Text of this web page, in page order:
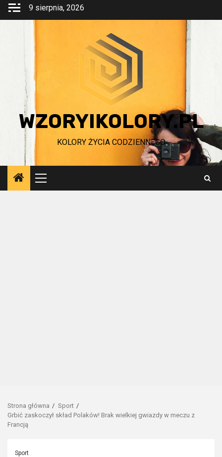
Przejdź
9 sierpnia, 2026
WZORYIKOLORY.PL
KOLORY ŻYCIA CODZIENNEGO
Menu
główne
Strona główna
Sport
Grbić zaskoczył skład Polaków! Brak wielkiej gwiazdy w meczu z
Francją
Sport